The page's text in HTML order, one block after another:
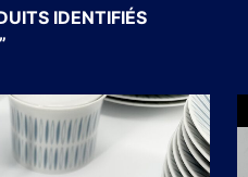
IDENTIFIÉS